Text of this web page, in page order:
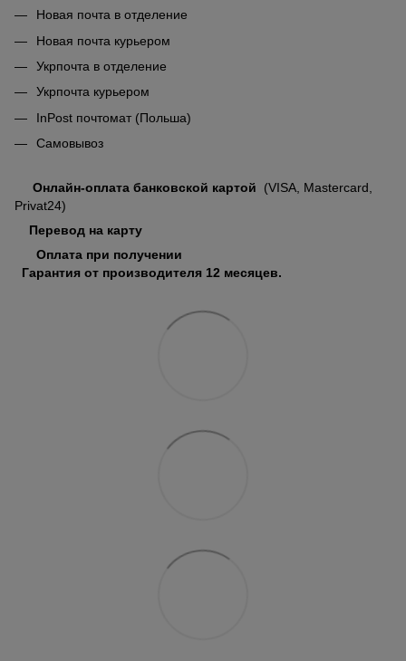
Новая почта в отделение
Новая почта курьером
Укрпочта в отделение
Укрпочта курьером
InPost почтомат (Польша)
Самовывоз
Онлайн-оплата банковской картой
(VISA, Mastercard,
Privat24)
Перевод на карту
Оплата при получении
Гарантия от производителя 12 месяцев.